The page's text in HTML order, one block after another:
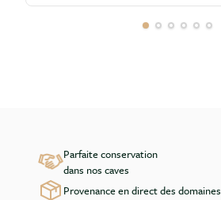
Parfaite conservation
dans nos caves
Provenance en direct des domaines